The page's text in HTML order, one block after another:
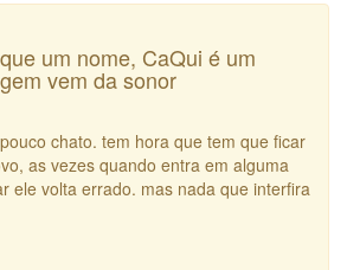
um nome, CaQui é um
vem da sonor
chato. tem hora que tem que ficar
as vezes quando entra em alguma
ele volta errado. mas nada que interfira